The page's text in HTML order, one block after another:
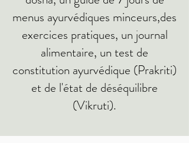
menus ayurvédiques minceurs,des
exercices pratiques, un journal
alimentaire, un test de
constitution ayurvédique (Prakriti)
et de l'état de déséquilibre
(Vikruti).